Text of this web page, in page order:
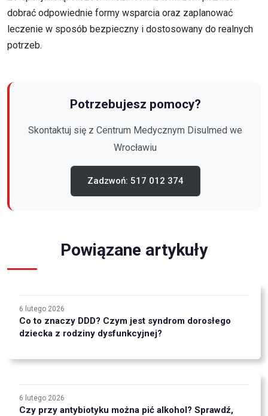
dobrać odpowiednie formy wsparcia oraz zaplanować
leczenie w sposób bezpieczny i dostosowany do realnych
potrzeb.
Potrzebujesz pomocy?
Skontaktuj się z Centrum Medycznym Disulmed we
Wrocławiu
Zadzwoń: 517 012 374
Powiązane artykuły
6 lutego 2026
Co to znaczy DDD? Czym jest syndrom dorosłego
dziecka z rodziny dysfunkcyjnej?
6 lutego 2026
Czy przy antybiotyku można pić alkohol? Sprawdź,